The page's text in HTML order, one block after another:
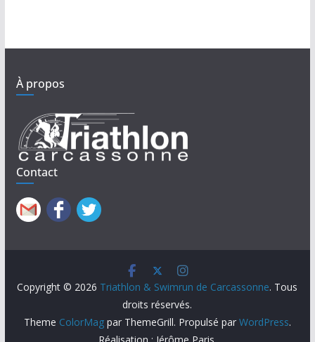
À propos
Contact
Copyright © 2026 Triathlon & Swimrun de Carcassonne. Tous
droits réservés.
Theme ColorMagpar ThemeGrill. Propulsé par WordPress.